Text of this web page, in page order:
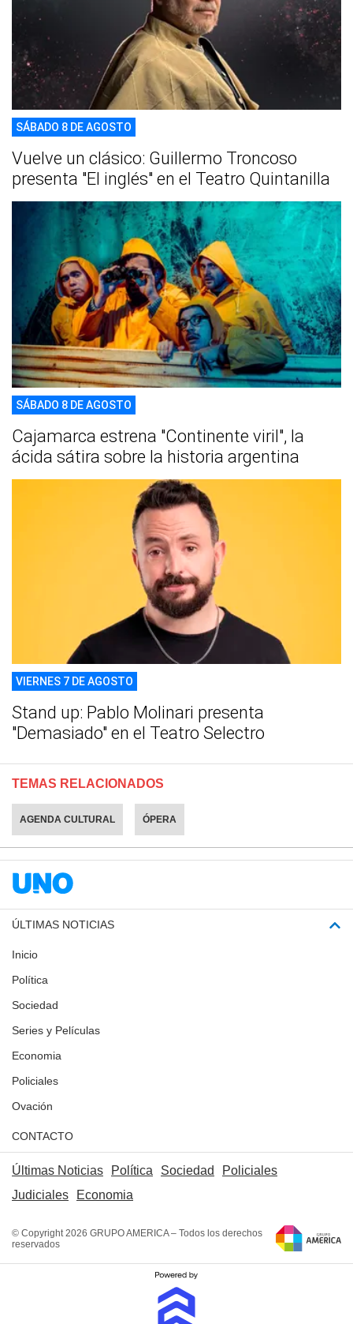
SÁBADO 8 DE AGOSTO
Vuelve un clásico: Guillermo Troncoso
presenta "El inglés" en el Teatro Quintanilla
SÁBADO 8 DE AGOSTO
Cajamarca estrena "Continente viril", la
ácida sátira sobre la historia argentina
VIERNES 7 DE AGOSTO
Stand up: Pablo Molinari presenta
"Demasiado" en el Teatro Selectro
TEMAS RELACIONADOS
AGENDA CULTURAL ÓPERA
ÚLTIMAS NOTICIAS
Inicio
Política
Sociedad
Series y Películas
Economia
Policiales
Ovación
CONTACTO
Últimas Noticias Política Sociedad
Policiales
Judiciales
Economia
© Copyright 2026 GRUPO AMERICA – Todos los derechos
reservados